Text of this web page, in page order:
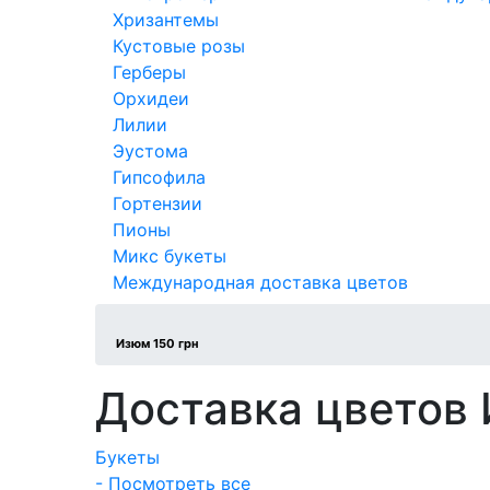
Хризантемы
Кустовые розы
Герберы
Орхидеи
Лилии
Эустома
Гипсофила
Гортензии
Пионы
Микс букеты
Международная доставка цветов
Изюм 150 грн
Доставка
Букеты
- Посмотреть все